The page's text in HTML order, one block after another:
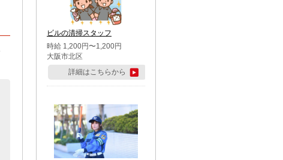
市・足立区・江戸川区・八王
子市・町田市
ビルの清掃スタッフ
時給 1,200円〜1,200円
大阪市北区
詳細はこちらから